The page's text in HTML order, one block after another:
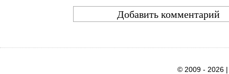
© 2009 - 2026